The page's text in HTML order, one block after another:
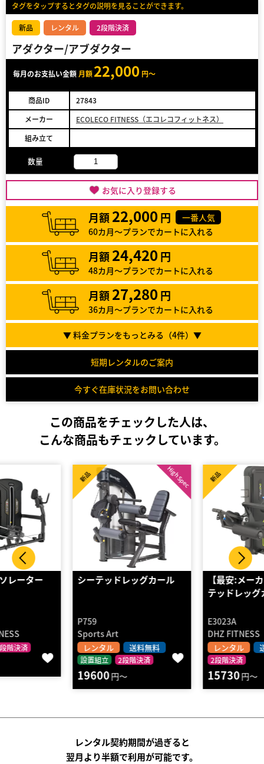
タグをタップするとタグの説明を見ることができます。
新品 レンタル 2段階決済
アダクター/アブダクター
毎月のお支払い金額 月額22,000 円～
商品ID
27843
メーカー
ECOLECO FITNESS（エコレコフィットネス）
組み立て
数量
お気に入り登録する
月額 22,000 円
一番人気
60カ月～プランでカートに入れる
月額 24,420 円
48カ月～プランでカートに入れる
月額 27,280 円
36カ月～プランでカートに入れる
▼ 料金プランをもっとみる（4件）▼
短期レンタルのご案内
今すぐ在庫状況をお問い合わせ
この商品をチェックした人は、
こんな商品もチェックしています。
シーテッドレッグカール
Sports Art
レンタル 送料無料
設置組立 2段階決済
High Spec
新品
19600円～
【最安:メーカー直送】シー
テッドレッグカール 1…
レンタル 送料無料
2段階決済
レンタル契約期間が過ぎると
翌月より半額で利用が可能です。